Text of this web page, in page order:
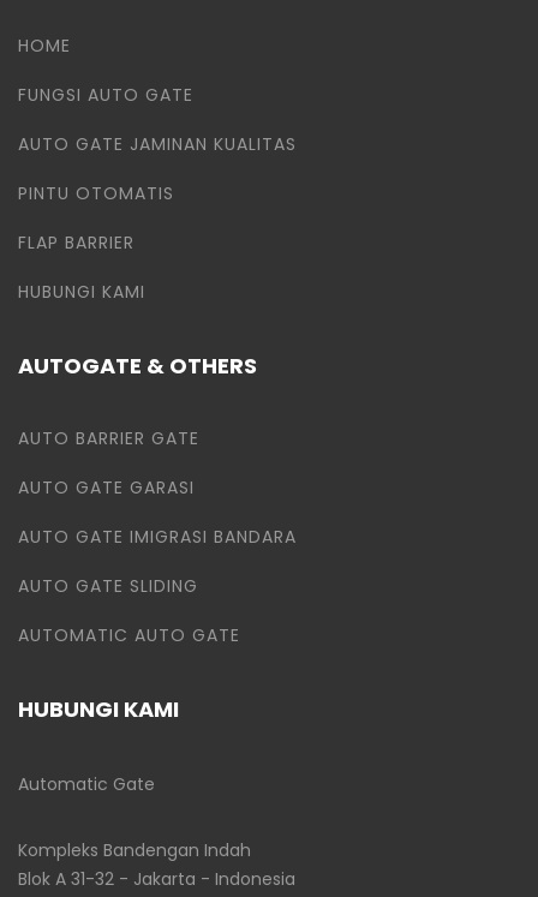
HOME
FUNGSI AUTO GATE
AUTO GATE JAMINAN KUALITAS
PINTU OTOMATIS
FLAP BARRIER
HUBUNGI KAMI
AUTOGATE & OTHERS
AUTO BARRIER GATE
AUTO GATE GARASI
AUTO GATE IMIGRASI BANDARA
AUTO GATE SLIDING
AUTOMATIC AUTO GATE
HUBUNGI KAMI
Automatic Gate
Kompleks Bandengan Indah
Blok A 31-32 - Jakarta - Indonesia